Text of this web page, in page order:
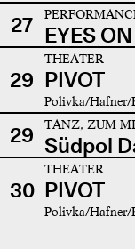
27 EYES
29
THEATER
PIVOT
Polivka/Hafner/
29 TANZ, ZUM
Südpol
30
THEATER
PIVOT
Polivka/Hafner/